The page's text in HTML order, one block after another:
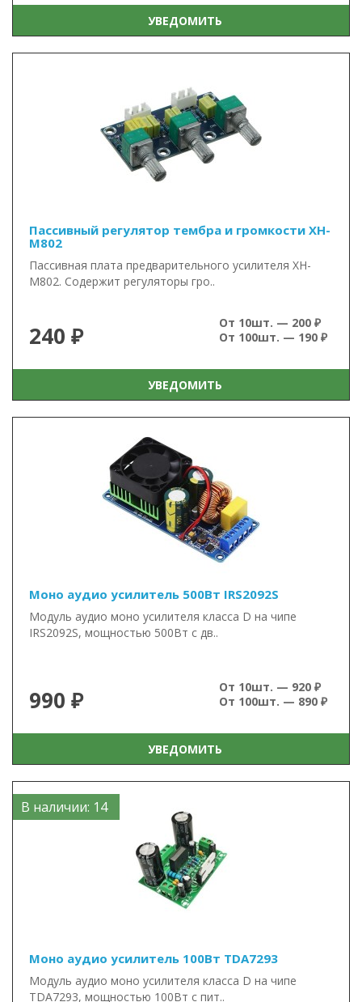
УВЕДОМИТЬ
Пассивный регулятор тембра и громкости XH-
M802
Пассивная плата предварительного усилителя XH-
M802. Cодержит регуляторы гро..
240 ₽
От 10шт. — 200 ₽
От 100шт. — 190 ₽
УВЕДОМИТЬ
Моно аудио усилитель 500Вт IRS2092S
Модуль аудио моно усилителя класса D на чипе
IRS2092S, мощностью 500Вт с дв..
990 ₽
От 10шт. — 920 ₽
От 100шт. — 890 ₽
УВЕДОМИТЬ
В наличии: 14
Моно аудио усилитель 100Вт TDA7293
Модуль аудио моно усилителя класса D на чипе
TDA7293, мощностью 100Вт с пит..